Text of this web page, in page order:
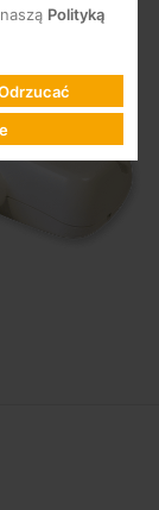
Polityką